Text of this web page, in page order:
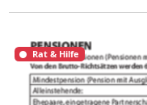
Rat & Hilfe